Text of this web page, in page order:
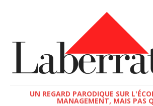
UN REGARD PARODIQUE SUR
MANAGEMENT, MAIS PAS